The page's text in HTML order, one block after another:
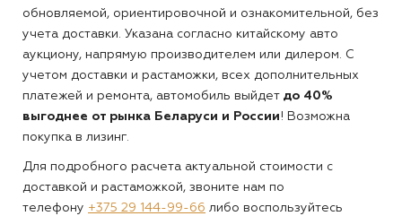
обновляемой, ориентировочной и ознакомительной, без
учета доставки. Указана согласно китайскому авто
аукциону, напрямую производителем или дилером. С
учетом доставки и растаможки, всех дополнительных
платежей и ремонта, автомобиль выйдет до 40%
выгоднее от рынка Беларуси и России! Возможна
покупка в лизинг.
Для подробного расчета актуальной стоимости с
доставкой и растаможкой, звоните нам по
телефону +375 29 144-99-66 либо воспользуйтесь